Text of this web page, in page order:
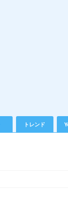
トレンド